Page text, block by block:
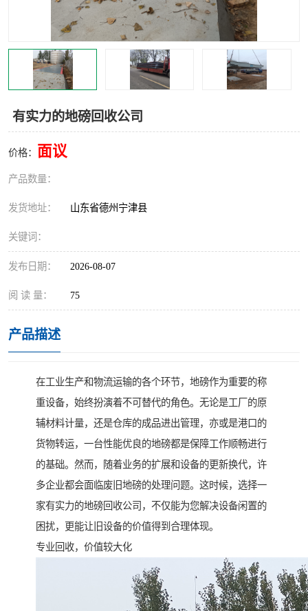
有实力的地磅回收公司
价格： 面议
产品数量：
发货地址： 山东省德州宁津县
关键词：
发布日期： 2026-08-07
阅 读 量： 75
产品描述
在工业生产和物流运输的各个环节，地磅作为重要的称
重设备，始终扮演着不可替代的角色。无论是工厂的原
辅材料计量，还是仓库的成品进出管理，亦或是港口的
货物转运，一台性能优良的地磅都是保障工作顺畅进行
的基础。然而，随着业务的扩展和设备的更新换代，许
多企业都会面临废旧地磅的处理问题。这时候，选择一
家有实力的地磅回收公司，不仅能为您解决设备闲置的
困扰，更能让旧设备的价值得到合理体现。
专业回收，价值较大化
木材撕碎机
塑料撕碎机 金属撕碎机